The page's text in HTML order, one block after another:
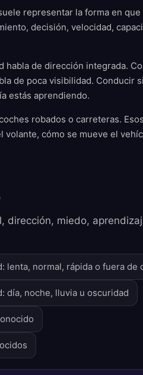
representar la forma en
decisión, velocidad,
habla de dirección integrada.
de poca visibilidad. Conducir
estás aprendiendo.
robados o carreteras.
cómo se mueve el
dirección, miedo,
lenta, normal, rápida o fuera de
día, noche, lluvia u oscuridad